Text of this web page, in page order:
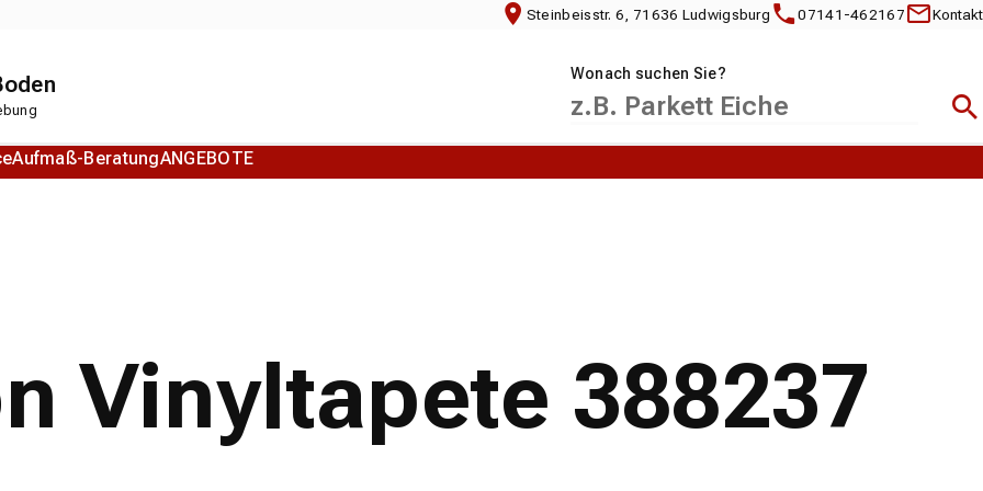
Steinbeisstr. 6, 71636 Ludwigsburg 07141-462167 Kontakt
Wonach suchen Sie?
Aufmaß-BeratungANGEBOTE
Vinyltapete 388237